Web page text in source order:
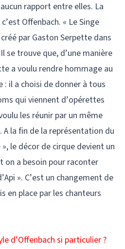
rapport entre elles. La
Offenbach. « Le Singe
par Gaston Serpette dans
se trouve que, d’une manière
a voulu rendre hommage au
: il a choisi de donner à tous
qui viennent d’opérettes
les réunir par un même
la fin de la représentation du
», le décor de cirque devient un
on a besoin pour raconter
». C’est un changement de
en place par les chanteurs
d’Offenbach si particulier ?